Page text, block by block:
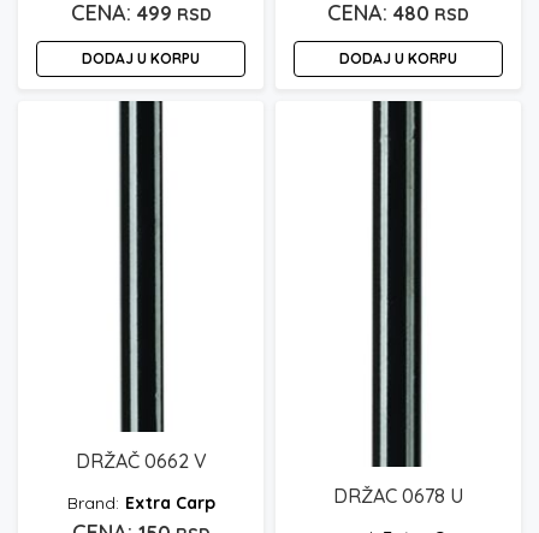
499 RSD
DODAJ U KORPU
480 RSD
DODAJ U KORPU
DRŽAČ 0662 V
Extra Carp DRŽAC 0678 U